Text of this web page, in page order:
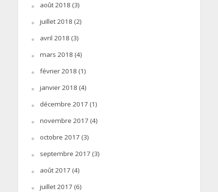
août 2018 (3)
juillet 2018 (2)
avril 2018 (3)
mars 2018 (4)
février 2018 (1)
janvier 2018 (4)
décembre 2017 (1)
novembre 2017 (4)
octobre 2017 (3)
septembre 2017 (3)
août 2017 (4)
juillet 2017 (6)